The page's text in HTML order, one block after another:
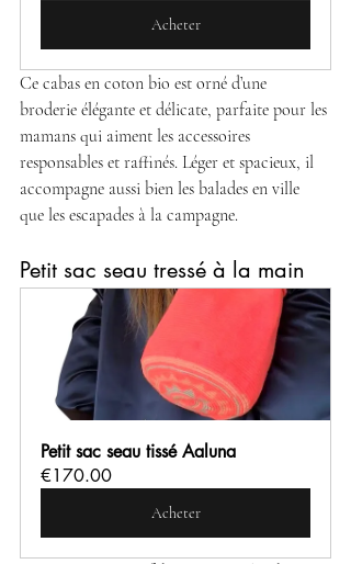
Acheter
Ce cabas en coton bio est orné d’une
broderie élégante et délicate, parfaite pour les
mamans qui aiment les accessoires
responsables et raffinés. Léger et spacieux, il
accompagne aussi bien les balades en ville
que les escapades à la campagne.
Petit sac seau tressé à la main
Petit sac seau tissé Aaluna
€170.00
Acheter